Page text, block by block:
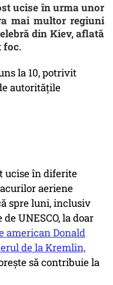
ucise în urma unor
mai multor regiuni
din Kiev, aflată
foc.
la 10, potrivit
autoritățile
ucise în diferite
aeriene
spre luni, inclusiv
UNESCO, la doar
american Donald
de la Kremlin,
să contribuie la